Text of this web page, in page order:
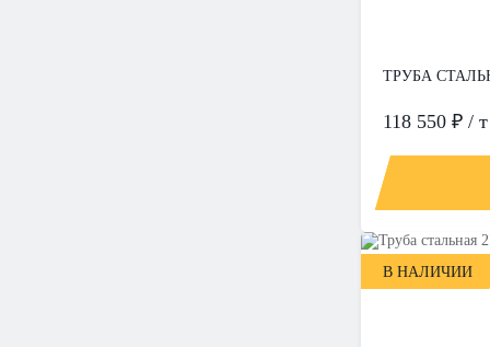
ТРУБА
118 550 ₽ / т
В НАЛИЧИИ